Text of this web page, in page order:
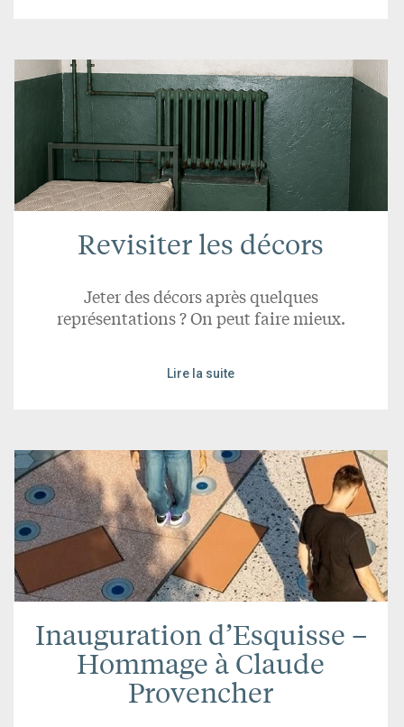
Revisiter les décors
Jeter des décors après quelques
représentations ? On peut faire mieux.
Lire la suite
Inauguration d’Esquisse –
Hommage à Claude
Provencher